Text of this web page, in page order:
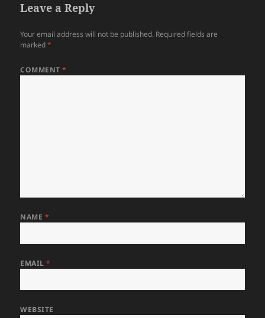
Leave a Reply
Your email address will not be published. Required fields are
marked*
COMMENT*
NAME *
EMAIL*
WEBSITE